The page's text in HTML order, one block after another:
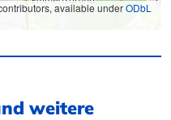
available underODbL
weitere